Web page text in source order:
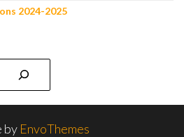
2024-2025
by EnvoThemes